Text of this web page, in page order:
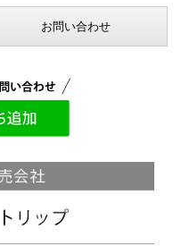
お問い合わせ